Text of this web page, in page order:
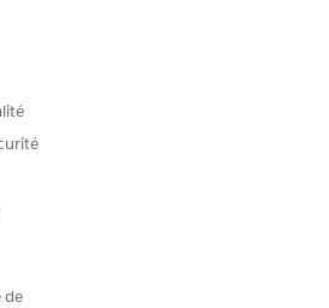
s/articleView?
de connaissances
de